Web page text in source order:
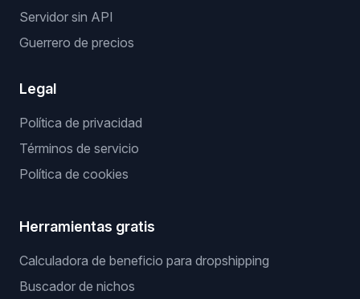
Servidor sin API
Guerrero de precios
Legal
Política de privacidad
Términos de servicio
Política de cookies
Herramientas gratis
Calculadora de beneficio para dropshipping
Buscador de nichos